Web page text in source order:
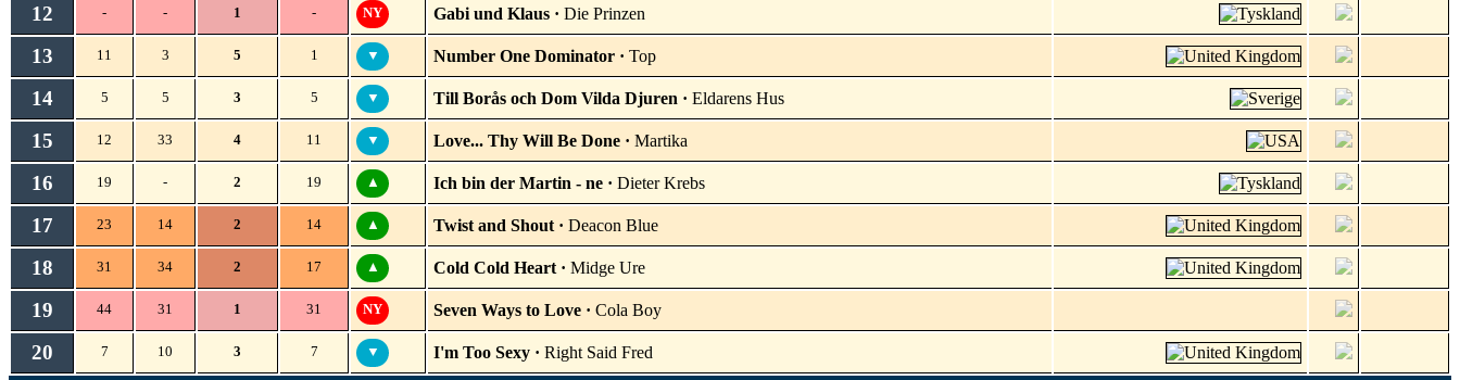
12 - - 1 - NY Gabi und Klaus · Die Prinzen
13 11 3 5 1 ▼ Number One Dominator · Top
14 5 5 3 5 ▼ Till Borås och Dom Vilda Djuren · Eldarens Hus
15 12 33 4 11 ▼ Love... Thy Will Be Done · Martika
16 19 - 2 19 ▲ Ich bin der Martin - ne · Dieter Krebs
17 23 14 2 14 ▲ Twist and Shout · Deacon Blue
18 31 34 2 17 ▲ Cold Cold Heart · Midge Ure
19 44 31 1 31 NY Seven Ways to Love · Cola Boy
20 7 10 3 7 ▼ I'm Too Sexy · Right Said Fred